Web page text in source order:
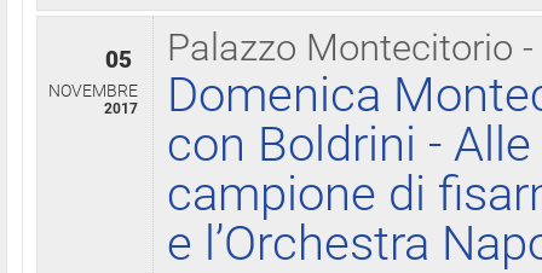
Palazzo Montecitorio
05
NOVEMBRE
2017
Domenica
con Boldrini -
campione di
e l’Orchestra